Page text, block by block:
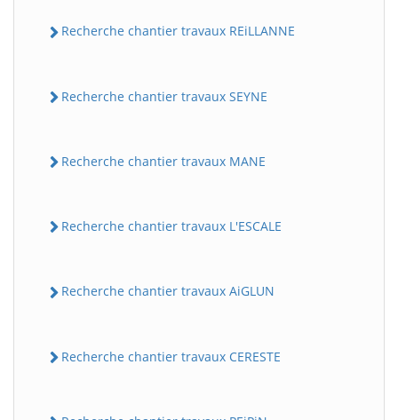
Recherche chantier travaux REiLLANNE
Recherche chantier travaux SEYNE
Recherche chantier travaux MANE
Recherche chantier travaux L'ESCALE
Recherche chantier travaux AiGLUN
Recherche chantier travaux CERESTE